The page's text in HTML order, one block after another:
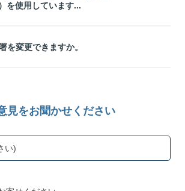
を使用しています...
を変更できますか。
見をお聞かせください
い)